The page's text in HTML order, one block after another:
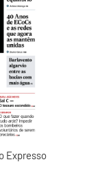
Expresso